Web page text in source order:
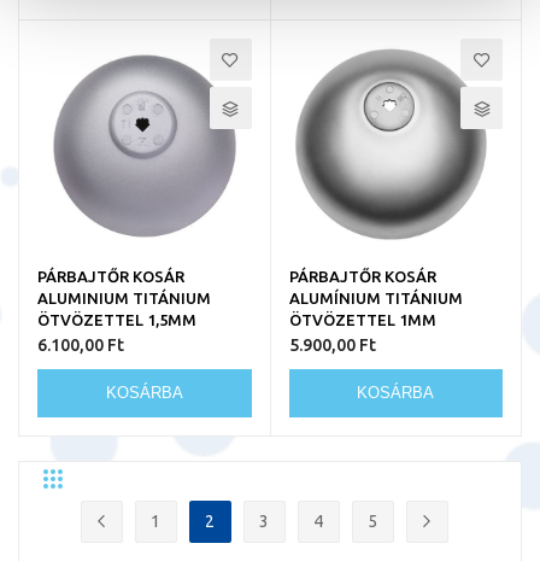
PÁRBAJTŐR KOSÁR
ALUMINIUM TITÁNIUM
ÖTVÖZETTEL 1,5MM
6.100,00 Ft
KOSÁRBA
PÁRBAJTŐR KOSÁR
ALUMÍNIUM TITÁNIUM
ÖTVÖZETTEL 1MM
5.900,00 Ft
KOSÁRBA
Rács
Oldal
Oldal
1
You're currently reading page
2
3
4
5